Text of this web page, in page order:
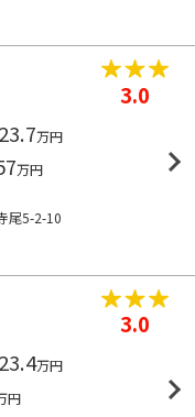
3.0
万円
万円
尾5-2-10
3.0
万円
円